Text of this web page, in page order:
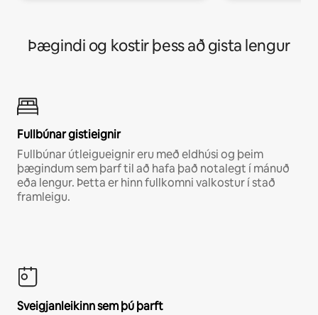
Þægindi og kostir þess að gista lengur
Fullbúnar gistieignir
Fullbúnar útleigueignir eru með eldhúsi og þeim
þægindum sem þarf til að hafa það notalegt í mánuð
eða lengur. Þetta er hinn fullkomni valkostur í stað
framleigu.
Sveigjanleikinn sem þú þarft